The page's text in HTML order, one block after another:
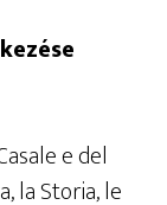
e del
la Storia, le